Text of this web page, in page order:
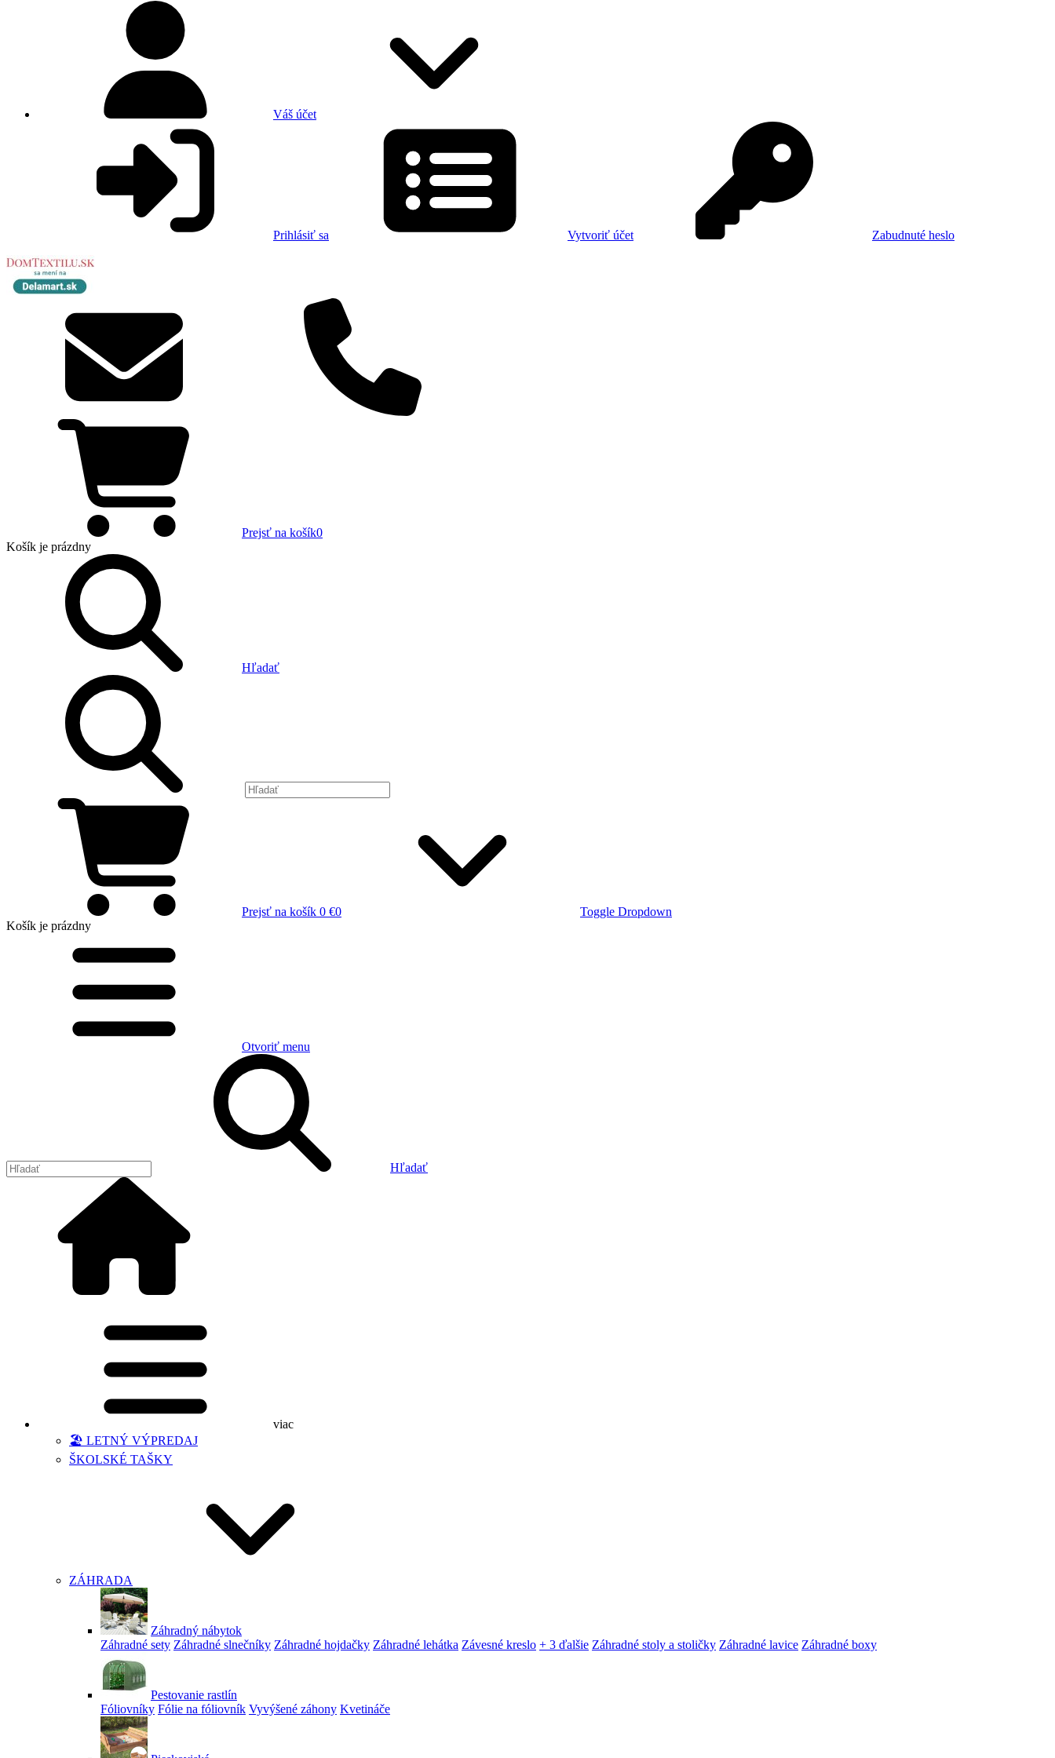
Váš účet
Prihlásiť sa Vytvoriť účet Zabudnuté heslo
Prejsť na košík0
Košík je prázdny
Hľadať
Prejsť na košík 0 €0
Toggle Dropdown
Košík je prázdny
Otvoriť menu
Hľadať
viac
🏖️ LETNÝ VÝPREDAJ
ŠKOLSKÉ TAŠKY
ZÁHRADA
Záhradný nábytok
Záhradné sety Záhradné slnečníky Záhradné hojdačky Záhradné lehátka Závesné kreslo + 3 ďalšie Záhradné stoly a stoličky Záhradné lavice Záhradné boxy
Pestovanie rastlín
Fóliovníky Fólie na fóliovník Vyvýšené záhony Kvetináče